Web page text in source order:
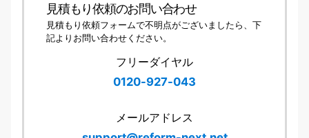
見積もり依頼のお問い合わせ
見積もり依頼フォームで不明点がございましたら、下
記よりお問い合わせください。
フリーダイヤル
0120-927-043
メールアドレス